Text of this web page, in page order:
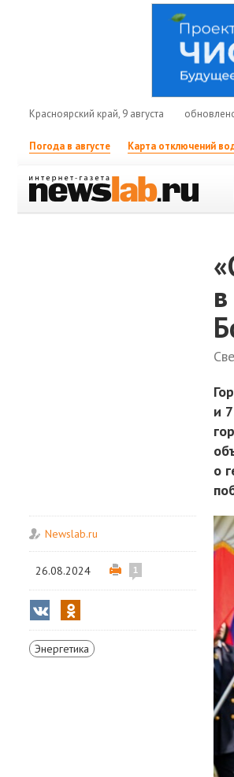
Красноярский край, 9 августа
Погода в августе Карта отключений
и
о
Newslab.ru
26.08.2024 1
Энергетика